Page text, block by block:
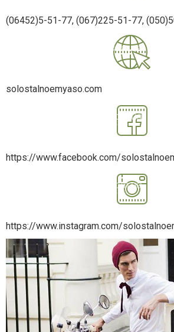
(06452)5-51-77, (067)225-51-77,
solostalnoemyaso.com
https://www.facebook.com/
https://www.instagram.com/